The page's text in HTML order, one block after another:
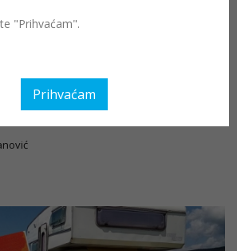
vozila „Ferdinand
"Prihvaćam".
Prihvaćam